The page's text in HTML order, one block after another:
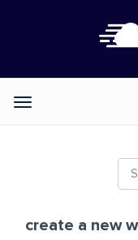
Categories
create a new